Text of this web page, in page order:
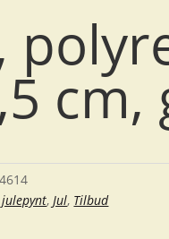
cm,
4614
, Jul, Tilbud